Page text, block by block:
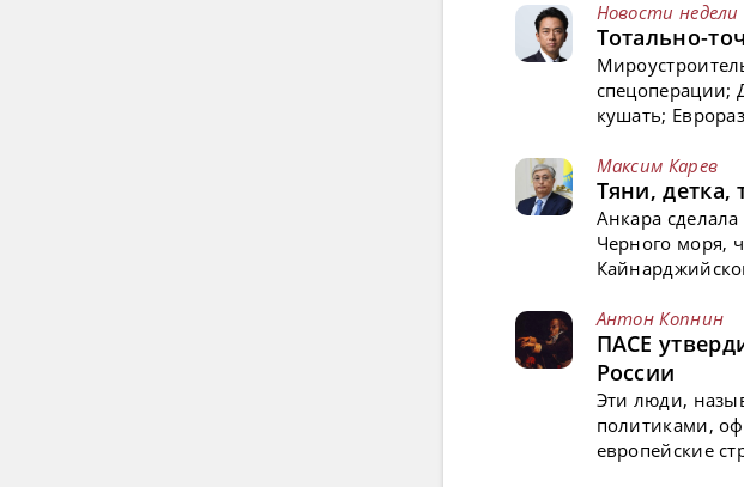
Новости недели
Тотально-
спецоперации;
кушать;
Максим Карев
Тяни, детка,
Анкара
Черного моря,
Антон Копнин
ПАСЕ
России
Эти люди,
политиками,
европейские